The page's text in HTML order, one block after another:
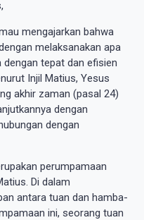
mengajarkan bahwa
melaksanakan apa
dengan tepat dan efisien
Injil Matius, Yesus
akhir zaman (pasal 24)
dengan
dengan
perumpamaan
Di dalam
antara tuan dan hamba-
ini, seorang tuan